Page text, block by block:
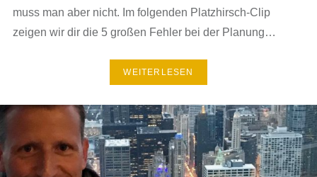
muss man aber nicht. Im folgenden Platzhirsch-Clip
zeigen wir dir die 5 großen Fehler bei der Planung…
WEITERLESEN